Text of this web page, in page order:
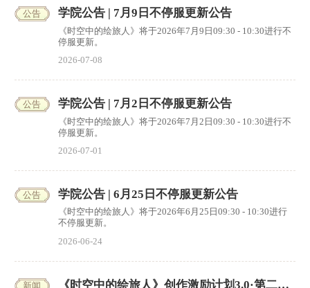
公告 学院公告 | 7月9日不停服更新公告
《时空中的绘旅人》将于2026年7月9日09:30 - 10:30进行不
停服更新。
2026-07-08
公告 学院公告 | 7月2日不停服更新公告
《时空中的绘旅人》将于2026年7月2日09:30 - 10:30进行不
停服更新。
2026-07-01
公告 学院公告 | 6月25日不停服更新公告
《时空中的绘旅人》将于2026年6月25日09:30 - 10:30进行
不停服更新。
2026-06-24
新闻 《时空中的绘旅人》创作激励计划3.0·第二期获